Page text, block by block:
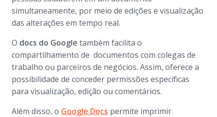
simultaneamente, por meio de edições e visualização
das alterações em tempo real.
O docs do Google também facilita o
compartilhamento de documentos com colegas de
trabalho ou parceiros de negócios. Assim, oferece a
possibilidade de conceder permissões específicas
para visualização, edição ou comentários.
Além disso, o Google Docs permite imprimir